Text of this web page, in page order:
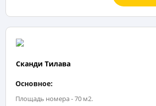
Сканди Тилава
Основное:
Площадь номера - 70 м2.